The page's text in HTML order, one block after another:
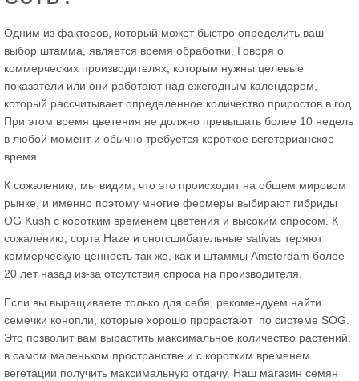
Одним из факторов, который может быстро определить ваш
выбор штамма, является время обработки. Говоря о
коммерческих производителях, которым нужны целевые
показатели или они работают над ежегодным календарем,
который рассчитывает определенное количество приростов в год.
При этом время цветения не должно превышать более 10 недель
в любой момент и обычно требуется короткое вегетарианское
время.
К сожалению, мы видим, что это происходит на общем мировом
рынке, и именно поэтому многие фермеры выбирают гибриды
OG Kush с коротким временем цветения и высоким спросом. К
сожалению, сорта Haze и сногсшибательные sativas теряют
коммерческую ценность так же, как и штаммы Amsterdam более
20 лет назад из-за отсутствия спроса на производителя.
Если вы выращиваете только для себя, рекомендуем найти
семечки конопли, которые хорошо прорастают по системе SOG.
Это позволит вам вырастить максимальное количество растений,
в самом маленьком пространстве и с коротким временем
вегетации получить максимальную отдачу. Наш магазин семян